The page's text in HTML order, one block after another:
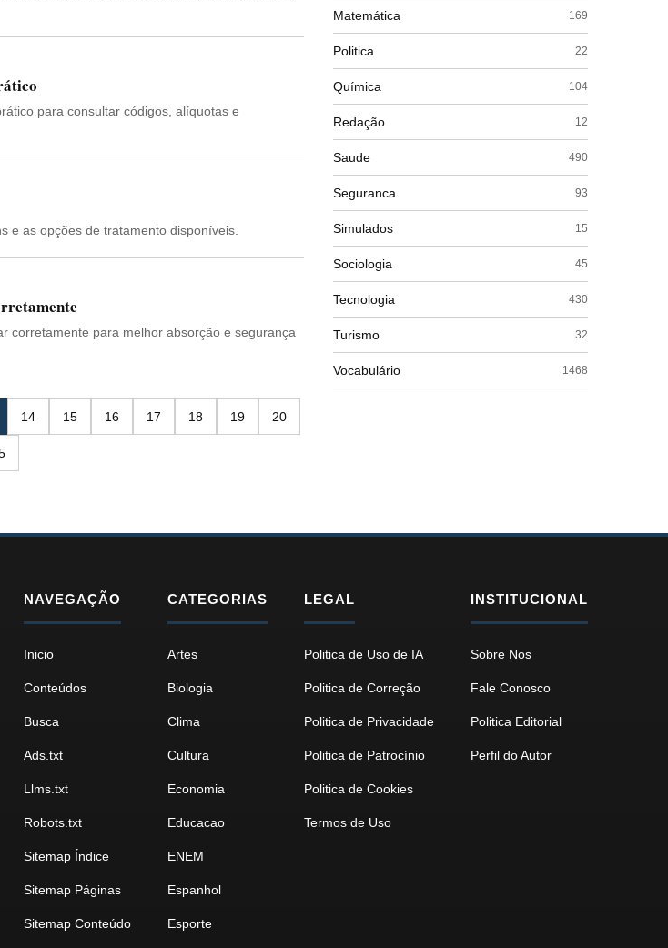
para consultar códigos, alíquotas e
e as opções de tratamento disponíveis.
corretamente para melhor absorção e segurança
14 15 16 17 18 19 20
Matemática 169
Politica 22
Química 104
Redação 12
Saude 490
Seguranca 93
Simulados 15
Sociologia 45
Tecnologia 430
Turismo 32
Vocabulário 1468
NAVEGAÇÃO
Inicio
Conteúdos
Busca
Ads.txt
Llms.txt
Robots.txt
Sitemap Índice
Sitemap Páginas
Sitemap Conteúdo
CATEGORIAS
Artes
Biologia
Clima
Cultura
Economia
Educacao
ENEM
Espanhol
Esporte
LEGAL
Politica de Uso de IA
Politica de Correção
Politica de Privacidade
Politica de Patrocínio
Politica de Cookies
Termos de Uso
INSTITUCIONAL
Sobre Nos
Fale Conosco
Politica Editorial
Perfil do Autor